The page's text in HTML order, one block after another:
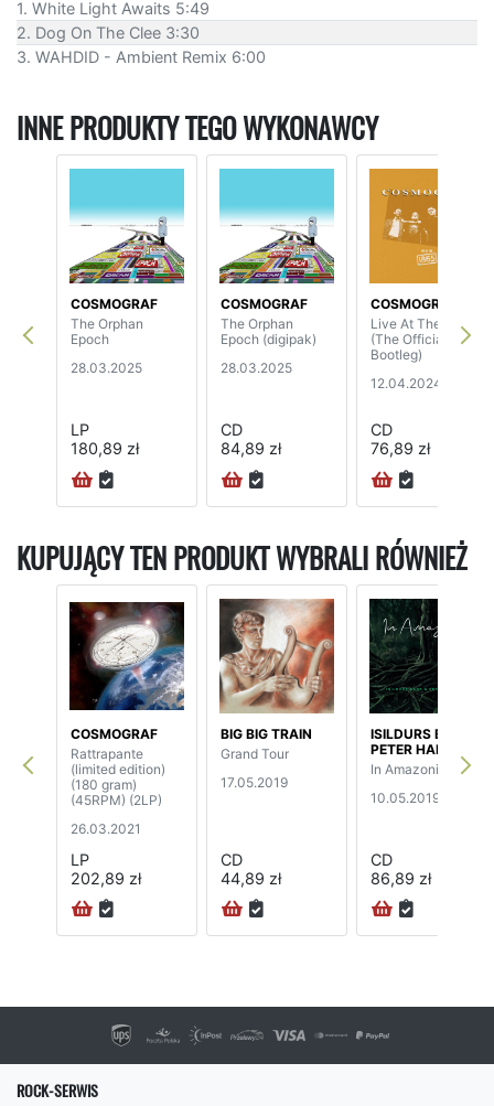
1. White Light Awaits 5:49
2. Dog On The Clee 3:30
3. WAHDID - Ambient Remix 6:00
INNE PRODUKTY TEGO WYKONAWCY
COSMOGRAF
The Orphan
Epoch
28.03.2025
LP
180,89 zł
COSMOGRAF
The Orphan
Epoch (digipak)
28.03.2025
CD
84,89 zł
COSMOGRAF
Live At The 1865
(The Official
Bootleg)
12.04.2024
CD
76,89 zł
KUPUJĄCY TEN PRODUKT WYBRALI RÓWNIEŻ
COSMOGRAF
Rattrapante
(limited edition)
(180 gram)
(45RPM) (2LP)
26.03.2021
LP
202,89 zł
BIG BIG TRAIN
Grand Tour
17.05.2019
CD
44,89 zł
ISILDURS BANE /
PETER HAMMILL
In Amazonia
10.05.2019
CD
86,89 zł
ROCK-SERWIS